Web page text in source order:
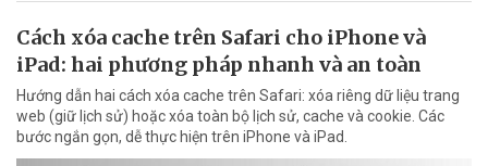
Cách xóa cache trên Safari cho iPhone và
iPad: hai phương pháp nhanh và an toàn
Hướng dẫn hai cách xóa cache trên Safari: xóa riêng dữ liệu trang
web (giữ lịch sử) hoặc xóa toàn bộ lịch sử, cache và cookie. Các
bước ngắn gọn, dễ thực hiện trên iPhone và iPad.